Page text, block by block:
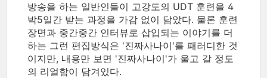
방송을 하는 일반인들이 고강도의 UDT 훈련을 4
박5일간 받는 과정을 가감 없이 담았다. 물론 훈련
장면과 중간중간 인터뷰로 삽입되는 이야기를 더
하는 그런 편집방식은 '진짜사나이'를 패러디한 것
이지만, 내용만 보면 '진짜사나이'가 울고 갈 정도
의 리얼함이 담겨있다.